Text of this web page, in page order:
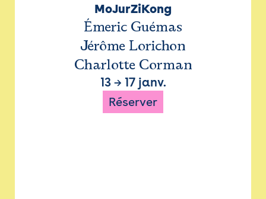
MoJurZiKong
Émeric Guémas
Jérôme Lorichon
Charlotte Corman
13→ 17 janv.
Réserver